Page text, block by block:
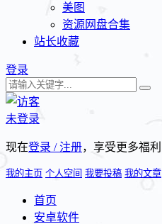
美图
资源网盘合集
站长收藏
登录
未登录
现在登录 / 注册，享受更多福利
我的主页 个人空间 我要投稿 我的文章
首页
安卓软件